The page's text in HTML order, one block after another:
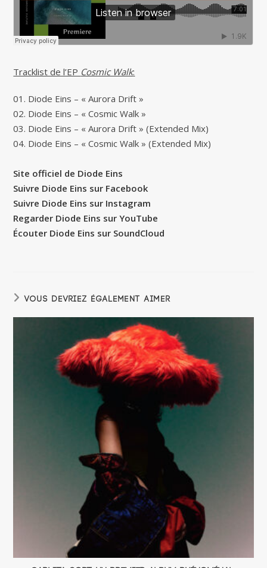
Tracklist de l’EP Cosmic Walk:
01. Diode Eins – « Aurora Drift »
02. Diode Eins – « Cosmic Walk »
03. Diode Eins – « Aurora Drift » (Extended Mix)
04. Diode Eins – « Cosmic Walk » (Extended Mix)
Site officiel de Diode Eins
Suivre Diode Eins sur Facebook
Suivre Diode Eins sur Instagram
Regarder Diode Eins sur YouTube
Écouter Diode Eins sur SoundCloud
VOUS DEVRIEZ ÉGALEMENT AIMER